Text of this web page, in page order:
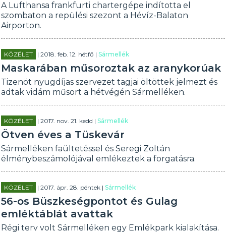
A Lufthansa frankfurti chartergépe indította el
szombaton a repülési szezont a Hévíz-Balaton
Airporton.
KÖZÉLET | 2018. feb. 12. hétfő |Sármellék
Maskarában műsoroztak az aranykorúak
Tizenöt nyugdíjas szervezet tagjai öltöttek jelmezt és
adtak vidám műsort a hétvégén Sármelléken.
KÖZÉLET | 2017. nov. 21. kedd |Sármellék
Ötven éves a Tüskevár
Sármelléken faültetéssel és Seregi Zoltán
élménybeszámolójával emlékeztek a forgatásra.
KÖZÉLET | 2017. ápr. 28. péntek |Sármellék
56-os Büszkeségpontot és Gulag
emléktáblát avattak
Régi terv volt Sármelléken egy Emlékpark kialakítása.